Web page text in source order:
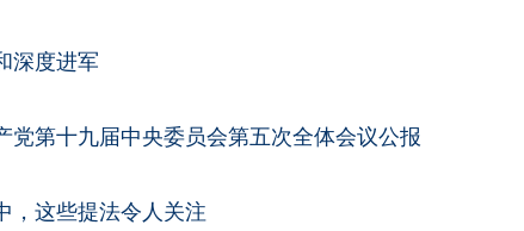
深度进军
党第十九届中央委员会第五次全体会议公报
，这些提法令人关注